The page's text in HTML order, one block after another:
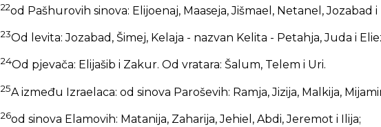
22od Pašhurovih sinova: Elijoenaj, Maaseja, Jišmael, Netanel, Jozabad i
23Od levita: Jozabad, Šimej, Kelaja - nazvan Kelita - Petahja, Juda i
24Od pjevača: Elijašib i Zakur. Od vratara: Šalum, Telem i Uri.
25A između Izraelaca: od sinova Paroševih: Ramja, Jizija, Malkija,
26od sinova Elamovih: Matanija, Zaharija, Jehiel, Abdi, Jeremot i Ilija;